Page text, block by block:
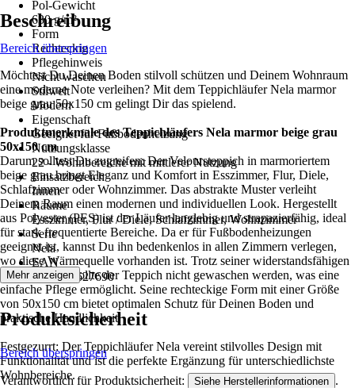
Pol-Gewicht
630 g/m²
Form
Rechteckig
Pflegehinweis
Nicht waschen
Stilwelt
Modern
Eigenschaft
Geeignet für Fußbodenheizung
Nutzungsklasse
22 - Wohnbereiche mit mittlerer Nutzung
Einsatzbereich
Innen
Räume
Esszimmer, Flur / Diele, Schlafzimmer, Wohnzimmer
Serie
Nela
EAN
4306517627690
Beschreibung
Bereich überspringen
Möchtest Du Deinen Boden stilvoll schützen und Deinem Wohnraum
eine moderne Note verleihen? Mit dem Teppichläufer Nela marmor
beige grau 50x150 cm gelingt Dir das spielend.
Produktmerkmale des Teppichläufers Nela marmor beige grau
50x150 cm
Darum solltest Du zugreifen: Der Veloursteppich in marmoriertem
beige grau bringt Eleganz und Komfort in Esszimmer, Flur, Diele,
Schlafzimmer oder Wohnzimmer. Das abstrakte Muster verleiht
Deinem Raum einen modernen und individuellen Look. Hergestellt
aus Polyester (PES) ist der Läufer langlebig und strapazierfähig, ideal
für stark frequentierte Bereiche. Da er für Fußbodenheizungen
geeignet ist, kannst Du ihn bedenkenlos in allen Zimmern verlegen,
wo diese Wärmequelle vorhanden ist. Trotz seiner widerstandsfähigen
Eigenschaften sollte der Teppich nicht gewaschen werden, was eine
einfache Pflege ermöglicht. Seine rechteckige Form mit einer Größe
von 50x150 cm bietet optimalen Schutz für Deinen Boden und
praktische Handlichkeit.
Festgezurrt: Der Teppichläufer Nela vereint stilvolles Design mit
Funktionalität und ist die perfekte Ergänzung für unterschiedlichste
Wohnbereiche.
Mehr anzeigen
Produktsicherheit
Bereich überspringen
Verantwortlich für Produktsicherheit: Siehe Herstellerinformationen .